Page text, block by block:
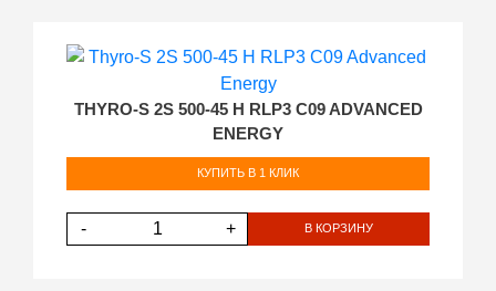
THYRO-S 2S 500-45 H RLP3 C09 ADVANCED
ENERGY
КУПИТЬ В 1 КЛИК
- + В КОРЗИНУ